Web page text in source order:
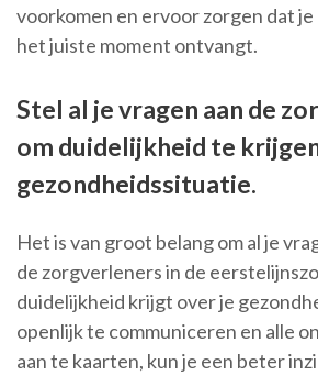
voorkomen en ervoor zorgen dat je
het juiste moment ontvangt.
Stel al je vragen aan de
om duidelijkheid te
gezondheidssituatie.
Het is van groot belang om al je
de zorgverleners in de
duidelijkheid krijgt over je
openlijk te communiceren en alle
aan te kaarten, kun je een beter